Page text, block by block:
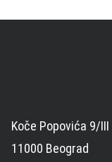
Koče Popovića 9/III
11000 Beograd